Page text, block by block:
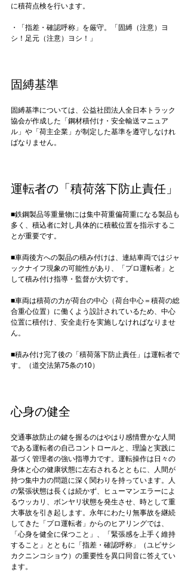
に積荷点検を行います。
・「指差・確認呼称」を厳守。「固縛（注意）ヨ
シ！足元（注意）ヨシ！」
固縛基準
固縛基準については、公益社団法人全日本トラック
協会が作成した「鋼材積付け・安全輸送マニュア
ル」や「荷主企業」が制定した基準を遵守しなけれ
ばなりません。
運転者の「積荷落下防止責任」
■鉄鋼製品等重量物には集中荷重偏荷重になる製品も
多く、積込者に対し具体的に積載位置を指示するこ
とが重要です。
■車両後方への製品の積み付けは、連結車両ではジャ
ックナイフ現象の可能性があり、「プロ運転者」と
して積み付け指導・監督が大切です。
■車両は積荷の力が荷台の中心（荷台中心＝積荷の総
合重心位置）に働くよう設計されているため、中心
位置に積付け、安全走行を実施しなければなりませ
ん。
■積み付け完了後の「積荷落下防止責任」は運転者で
す。（道交法第75条の10）
心身の健全
交通事故防止の鍵を握るのはやはり感情豊かな人間
である運転者の自己コントロールと、理論と実践に
基づく管理者の強い指導力です。運転操作は日々の
身体と心の健康状態に左右されるとともに、人間が
持つ集中力の問題に深く関わりを持っています。人
の緊張状態は長くは続かず、ヒューマンエラーによ
るウッカリ、ボンヤリ状態を発生させ、時として重
大事故を引き起します。永年にわたり無事故を継続
してきた「プロ運転者」からのヒアリングでは、
「心身を健全に保つこと」、「緊張感を上手く維持
すること」とともに「指差・確認呼称」（ユビサシ
カクニンコショウ）の重要性を異口同音に答えてい
ます。